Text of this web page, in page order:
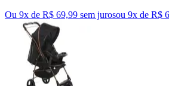
Ou 9x de R$ 69,99 sem jurosou 9x de R$